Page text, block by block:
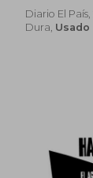
Diario El
Dura, Usado